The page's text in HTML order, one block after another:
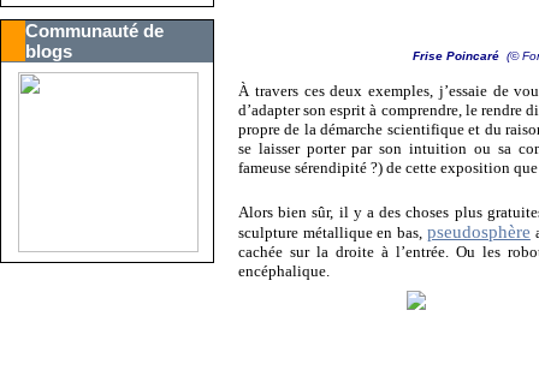
Communauté de
blogs
Frise Poincaré (©
À travers ces deux exemples, j’essaie de
d’adapter son esprit à comprendre, le rendre
propre de la démarche scientifique et du
se laisser porter par son intuition ou sa
fameuse sérendipité ?) de cette exposition
Alors bien sûr, il y a des choses plus
sculpture métallique en bas, pseudosphère
cachée sur la droite à l’entrée. Ou les
encéphalique.